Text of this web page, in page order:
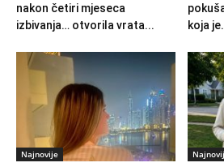
nakon četiri mjeseca
izbivanja… otvorila vrata...
koja
Najnovije